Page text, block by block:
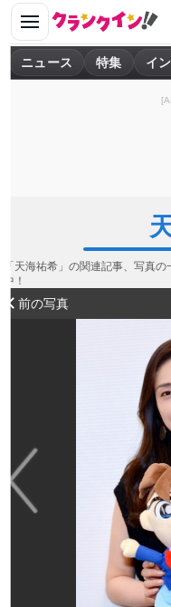
ニュース 特集 イ
「天海祐希」の関連記事、写真
中！
前の写真